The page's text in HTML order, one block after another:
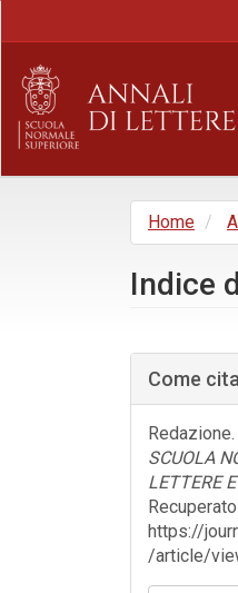
principale
Barra
laterale
Home
Indice
laterale
Come
Redazione.
SCUOLA
LETTERE
https://
/article/